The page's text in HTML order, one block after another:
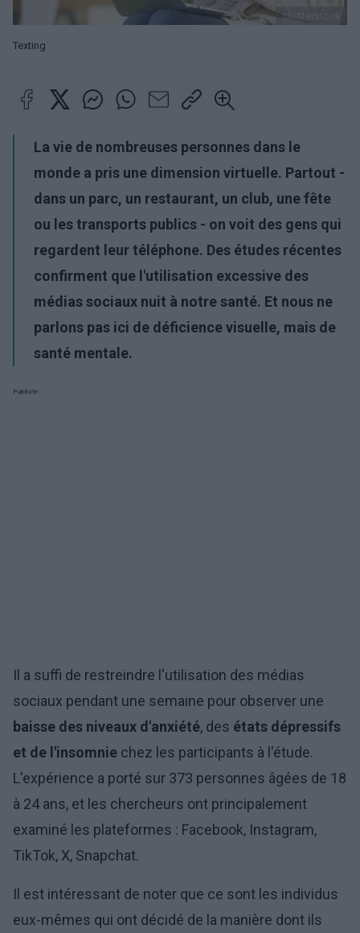
shutterstock
Texting
La vie de nombreuses personnes dans le
monde a pris une dimension virtuelle. Partout -
dans un parc, un restaurant, un club, une fête
ou les transports publics - on voit des gens qui
regardent leur téléphone. Des études récentes
confirment que l'utilisation excessive des
médias sociaux nuit à notre santé. Et nous ne
parlons pas ici de déficience visuelle, mais de
santé mentale.
Publicité:
Il a suffi de restreindre l'utilisation des médias
sociaux pendant une semaine pour observer une
baisse des niveaux d'anxiété, des états dépressifs
et de l'insomnie chez les participants à l'étude.
L'expérience a porté sur 373 personnes âgées de 18
à 24 ans, et les chercheurs ont principalement
examiné les plateformes : Facebook, Instagram,
TikTok, X, Snapchat.
Il est intéressant de noter que ce sont les individus
eux-mêmes qui ont décidé de la manière dont ils